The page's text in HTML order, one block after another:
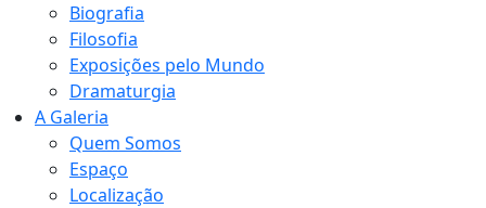
Biografia
Filosofia
Exposições pelo Mundo
Dramaturgia
A Galeria
Quem Somos
Espaço
Localização